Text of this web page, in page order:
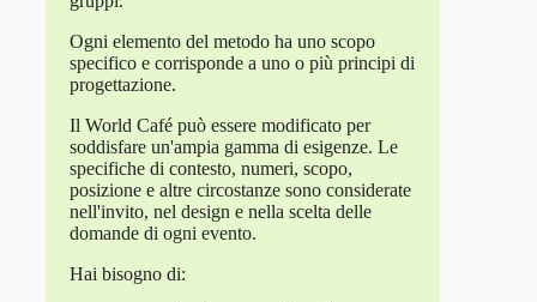
Ogni elemento del metodo ha uno scopo
specifico e corrisponde a uno o più principi di
progettazione.
Il World Café può essere modificato per
soddisfare un'ampia gamma di esigenze. Le
specifiche di contesto, numeri, scopo,
posizione e altre circostanze sono considerate
nell'invito, nel design e nella scelta delle
domande di ogni evento.
Hai bisogno di: